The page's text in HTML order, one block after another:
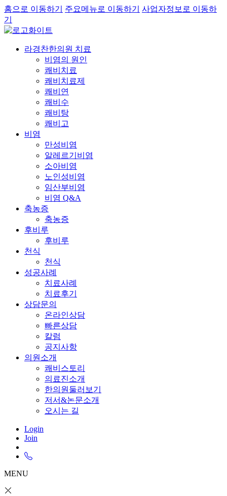
홈으로 이동하기 주요메뉴로 이동하기
사업자정보로 이동하
기
라경찬한의원 치료
비염의 원인
쾌비치료
쾌비치료제
쾌비연
쾌비수
쾌비탕
쾌비고
비염
만성비염
알레르기비염
소아비염
노인성비염
임산부비염
비염 Q&A
축농증
축농증
후비루
후비루
천식
천식
성공사례
치료사례
치료후기
상담문의
온라인상담
빠른상담
칼럼
공지사항
의원소개
쾌비스토리
의료진소개
한의원둘러보기
저서&논문소개
오시는 길
Login
Join
MENU